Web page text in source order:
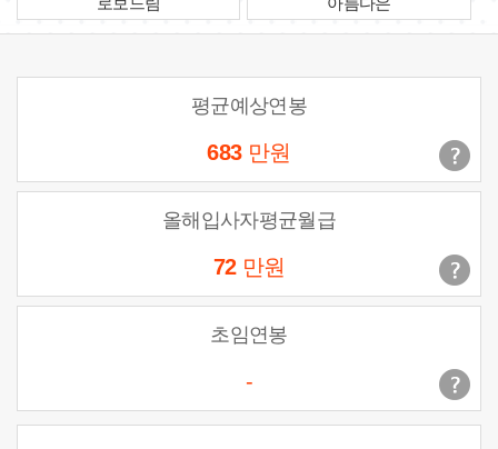
평균예상연봉
683 만원
올해입사자평균월급
72 만원
초임연봉
-